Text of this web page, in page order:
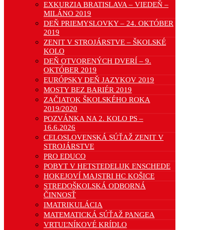
EXKURZIA BRATISLAVA – VIEDEŇ –
MILÁNO 2019
DEŇ PRIEMYSLOVKY – 24. OKTÓBER
2019
ZENIT V STROJÁRSTVE – ŠKOLSKÉ
KOLO
DEŇ OTVORENÝCH DVERÍ – 9.
OKTÓBER 2019
EURÓPSKY DEŇ JAZYKOV 2019
MOSTY BEZ BARIÉR 2019
ZAČIATOK ŠKOLSKÉHO ROKA
2019/2020
POZVÁNKA NA 2. KOLO PS –
16.6.2026
CELOSLOVENSKÁ SÚŤAŽ ZENIT V
STROJÁRSTVE
PRO EDUCO
POBYT V HETSTEDELIJK ENSCHEDE
HOKEJOVÍ MAJSTRI HC KOŠICE
STREDOŠKOLSKÁ ODBORNÁ
ČINNOSŤ
IMATRIKULÁCIA
MATEMATICKÁ SÚŤAŽ PANGEA
VRTUĽNÍKOVÉ KRÍDLO